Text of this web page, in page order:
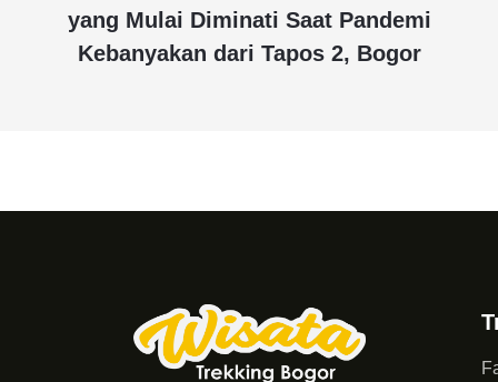
yang Mulai Diminati Saat Pandemi
Kebanyakan dari Tapos 2, Bogor